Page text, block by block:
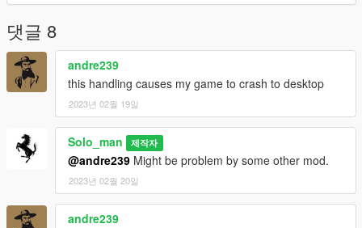
댓글 8
andre239
this handling causes my game to crash to desktop
2023년 02월 19일
Solo_man 제작자
@andre239 Might be problem by some other mod.
2023년 02월 20일
andre239